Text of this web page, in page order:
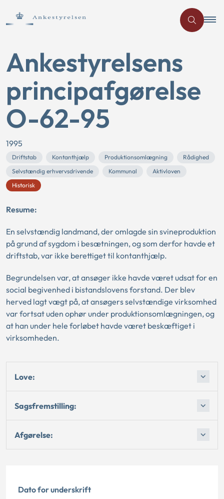
Ankestyrelsens
principafgørelse
O-62-95
1995
Driftstab Kontanthjælp Produktionsomlægning
Rådighed
Selvstændig erhvervsdrivende
Kommunal
Aktivloven
Historisk
Resume:
En selvstændig landmand, der omlagde sin svineproduktion
på grund af sygdom i besætningen, og som derfor havde et
driftstab, var ikke berettiget til kontanthjælp.
Begrundelsen var, at ansøger ikke havde været udsat for en
social begivenhed i bistandslovens forstand. Der blev
herved lagt vægt på, at ansøgers selvstændige virksomhed
var fortsat uden ophør under produktionsomlægningen, og
at han under hele forløbet havde været beskæftiget i
virksomheden.
Love:
Sagsfremstilling:
Afgørelse:
Dato for underskrift